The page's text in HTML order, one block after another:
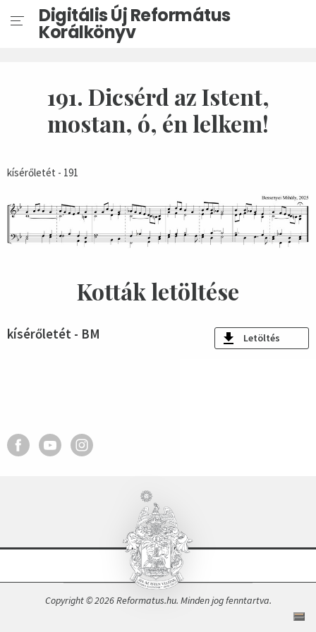
Digitális Új Református
Korálkönyv
191. Dicsérd az Istent,
mostan, ó, én lelkem!
kísérőletét - 191
Kották letöltése
kísérőletét - BM Letöltés
Copyright © 2026 Reformatus.hu. Minden jog fenntartva.